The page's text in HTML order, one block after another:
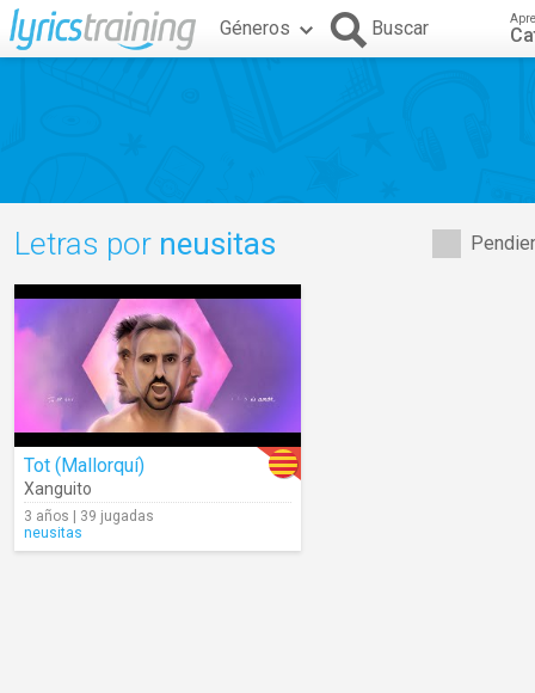
Géneros Buscar
Letras por neusitas
Tot (Mallorquí)
Xanguito
3 años | 39 jugadas
neusitas